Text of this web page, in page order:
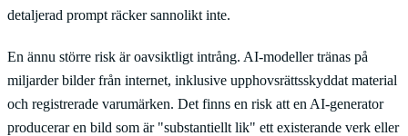
detaljerad prompt räcker sannolikt inte.
En ännu större risk är oavsiktligt intrång. AI-modeller tränas på
miljarder bilder från internet, inklusive upphovsrättsskyddat material
och registrerade varumärken. Det finns en risk att en AI-generator
producerar en bild som är "substantiellt lik" ett existerande verk eller